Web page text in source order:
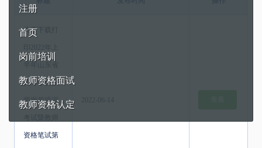
注册
首页
岗前培训
教师资格面试
教师资格认定
关于下载打
高等学校教
师岗前培训
资格笔试第